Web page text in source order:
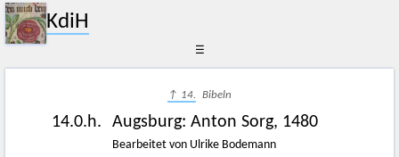
KdiH
☰
↑ 14. Bibeln
14.0.h. Augsburg: Anton Sorg, 1480
Bearbeitet von Ulrike Bodemann